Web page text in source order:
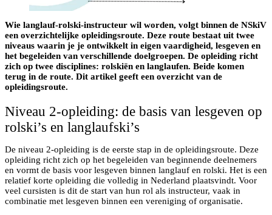
Wie langlauf-rolski-instructeur wil worden, volgt binnen de NSkiV
een overzichtelijke opleidingsroute. Deze route bestaat uit twee
niveaus waarin je je ontwikkelt in eigen vaardigheid, lesgeven en
het begeleiden van verschillende doelgroepen. De opleiding richt
zich op twee disciplines: rolskiën en langlaufen. Beide komen
terug in de route. Dit artikel geeft een overzicht van de
opleidingsroute.
Niveau 2-opleiding: de basis van lesgeven op
rolski’s en langlaufski’s
De niveau 2-opleiding is de eerste stap in de opleidingsroute. Deze
opleiding richt zich op het begeleiden van beginnende deelnemers
en vormt de basis voor lesgeven binnen langlauf en rolski. Het is een
relatief korte opleiding die volledig in Nederland plaatsvindt. Voor
veel cursisten is dit de start van hun rol als instructeur, vaak in
combinatie met lesgeven binnen een vereniging of organisatie.